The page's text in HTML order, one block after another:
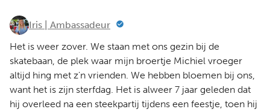
Iris | Ambassadeur
Het is weer zover. We staan met ons gezin bij de
skatebaan, de plek waar mijn broertje Michiel vroeger
altijd hing met z'n vrienden. We hebben bloemen bij ons,
want het is zijn sterfdag. Het is alweer 7 jaar geleden dat
hij overleed na een steekpartij tijdens een feestje, toen hij